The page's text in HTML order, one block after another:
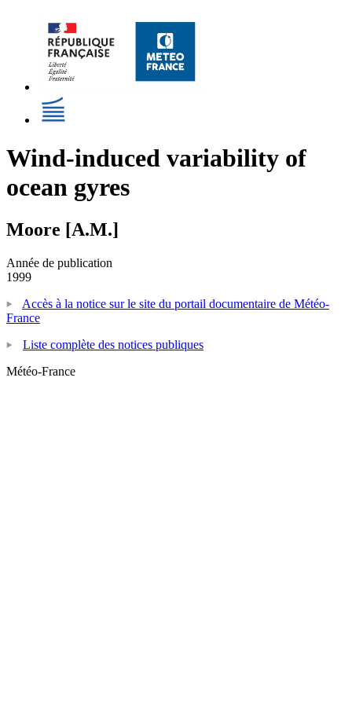
Wind-induced variability of
ocean gyres
Moore [A.M.]
Année de publication
1999
Accès à la notice sur le site du portail documentaire de Météo-
France
Liste complète des notices publiques
Météo-France